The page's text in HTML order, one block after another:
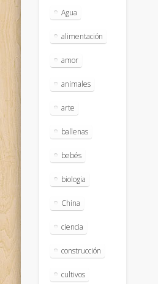
Agua
alimentación
amor
animales
arte
ballenas
bebés
biologia
China
ciencia
construcción
cultivos